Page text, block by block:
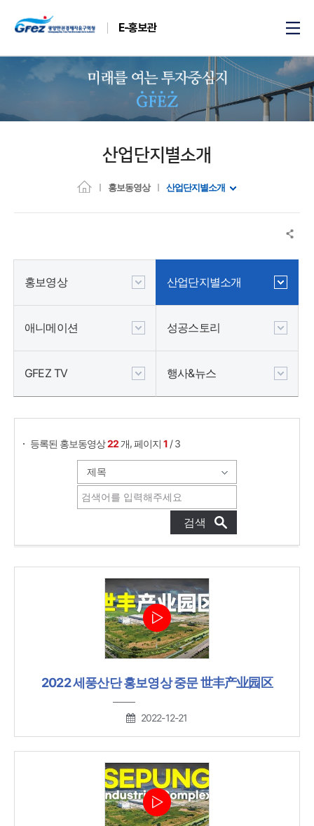
E-홍보관
산업단지별소개
홍보동영상 산업단지별소개
홍보영상 산업단지별소개
애니메이션 성공스토리
GFEZ TV 행사&뉴스
등록된 홍보동영상22 개,페이지1 / 3
게시물 검색
2022 세풍산단 홍보영상 중문 世丰产业园区
2022-12-21